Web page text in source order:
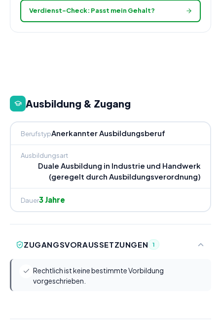
Verdienst-Check: Passt mein Gehalt?
Ausbildung & Zugang
BerufstypAnerkannter Ausbildungsberuf
Ausbildungsart
Duale Ausbildung in Industrie und Handwerk
(geregelt durch Ausbildungsverordnung)
Dauer3 Jahre
ZUGANGSVORAUSSETZUNGEN 1
Rechtlich ist keine bestimmte Vorbildung
vorgeschrieben.